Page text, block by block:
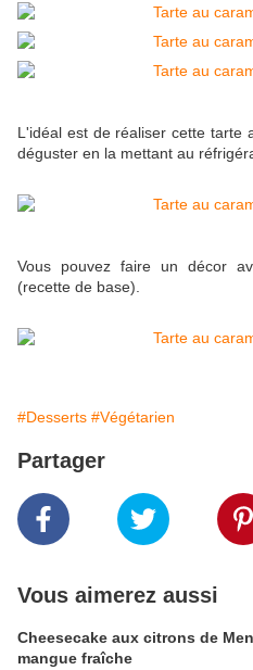
L'idéal est de réaliser cette tarte
déguster en la mettant au
Vous pouvez faire un décor
(recette de base).
#Desserts #Végétarien
Partager
Vous aimerez aussi
Cheesecake aux citrons de
mangue fraîche